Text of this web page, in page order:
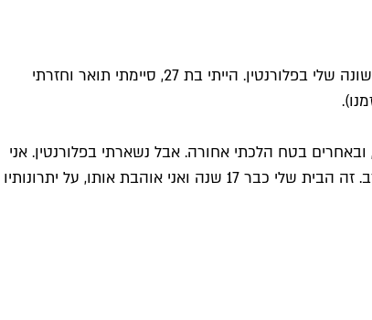
מרץ 2007, לפני בדיוק 17 שנים. אני בדיוק עומדת על המרפסת בבנבנישתי, ומעשנת סיגריה עם הבן של בעל הבית העתידי של הדירה הראשונה שלי בפלורנטין. הייתי בת 27, סיימתי תואר וחזרתי
בטח הלכתי אחורה. אבל נשארתי בפלורנטין. אני
גם מאלה שכנראה יישארו לנצח. אין לי שום אספרציות להגר לברלין או לאמסטרדם, או לחצות את גבולות העלייה ממזרח או אליפלט ממערב. זה הבית שלי כבר 17 שנה ואני אוהבת אותו, על יתרונותיו